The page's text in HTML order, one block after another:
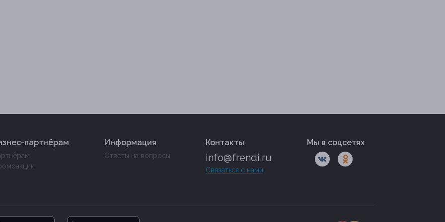
партнёрам Информация
Ответы на вопросы
Контакты
info@frendi.ru
Связаться с нами
Мы в соцсетях